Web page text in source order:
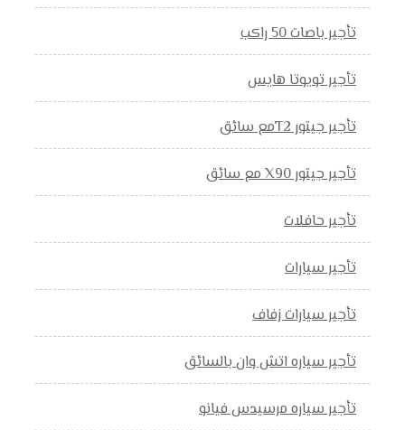
تأجير باصات 50 راكب
تأجير تويوتا هايس
تأجير جيتور T2مع سائق
تأجير جيتور X90 مع سائق
تأجير حافلات
تأجير سيارات
تأجير سيارات زفاف
تأجير سياره اتش وان بالسائق
تأجير سياره مرسيدس فيانو